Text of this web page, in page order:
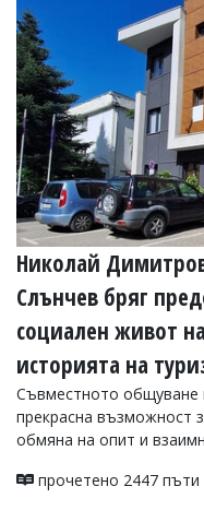
УКРАЙНА
СПОРТ
РАЗСЛЕДВАНЕ
БИЗНЕС
ЮГ
Управители:
Веселин
Василев,
email:
v.vasilev@flagman.bg
Катя
еmail:k.kassabova@flagman.bg
Главен
редактор:
Иван
Колев,
office@flagman.bg
Николай
Слънчев бряг
социален живот
историята на
Съвместното общуване
прекрасна възможност
обмяна на опит и
прочетено 2447 пъти